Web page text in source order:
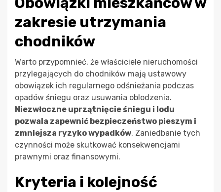
zakresie utrzymania
chodników
Warto przypomnieć, że właściciele nieruchomości
przylegających do chodników mają ustawowy
obowiązek ich regularnego odśnieżania podczas
opadów śniegu oraz usuwania oblodzenia.
Niezwłoczne uprzątnięcie śniegu i lodu
pozwala zapewnić bezpieczeństwo pieszym i
zmniejsza ryzyko wypadków. Zaniedbanie tych
czynności może skutkować konsekwencjami
prawnymi oraz finansowymi.
Kryteria i kolejność